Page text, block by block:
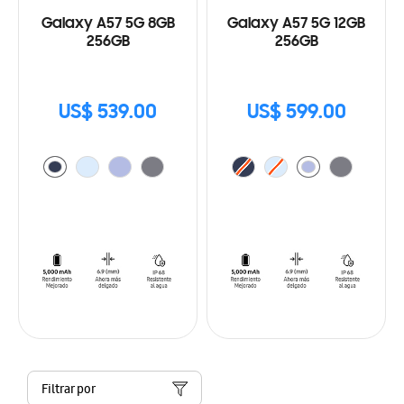
Galaxy A57 5G 8GB
256GB
US$ 539.00
Galaxy A57 5G 12GB
256GB
US$ 599.00
Filtrar por